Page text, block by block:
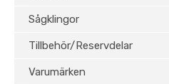
Sågklingor
Tillbehör/Reservdelar
Varumärken